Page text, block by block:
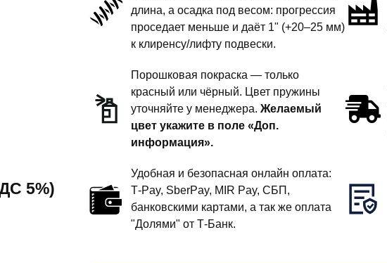
5%)
комфорт
длина, а осадка под весом: прогрессия
проседает меньше и даёт 1" (+20–25 мм)
к клиренсу/лифту подвески.
Порошковая покраска — только
красный или чёрный. Цвет пружины
уточняйте у менеджера.Желаемый
цвет укажите в поле «Доп.
информация».
Удобная и безопасная онлайн оплата:
T‑Pay, SberPay, MIR Pay, СБП,
банковскими картами, а так же оплата
"Долями" от Т-Банк.